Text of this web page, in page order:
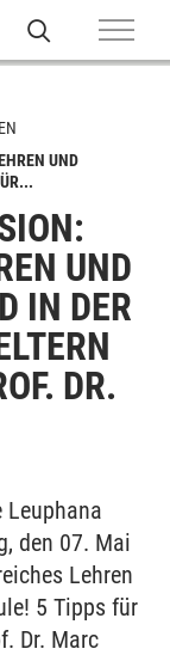
UND
UND
IN DER
DR.
Leuphana
den 07. Mai
Lehren
5 Tipps für
Dr. Marc